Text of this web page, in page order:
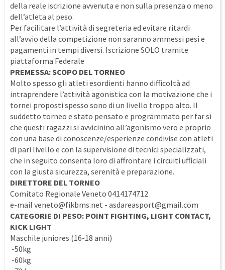
della reale iscrizione avvenuta e non sulla presenza o meno
dell’atleta al peso.
Per facilitare l’attività di segreteria ed evitare ritardi
all’avvio della competizione non saranno ammessi pesi e
pagamenti in tempi diversi. Iscrizione SOLO tramite
piattaforma Federale
PREMESSA: SCOPO DEL TORNEO
Molto spesso gli atleti esordienti hanno difficoltà ad
intraprendere l’attività agonistica con la motivazione che i
tornei proposti spesso sono di un livello troppo alto. Il
suddetto torneo e stato pensato e programmato per far si
che questi ragazzi si avvicinino all’agonismo vero e proprio
con una base di conoscenze/esperienze condivise con atleti
di pari livello e con la supervisione di tecnici specializzati,
che in seguito consenta loro di affrontare i circuiti ufficiali
con la giusta sicurezza, serenità e preparazione.
DIRETTORE DEL TORNEO
Comitato Regionale Veneto 0414174712
e-mail veneto@fikbms.net - asdareasport@gmail.com
CATEGORIE DI PESO: POINT FIGHTING, LIGHT CONTACT,
KICK LIGHT
Maschile juniores (16-18 anni)
-50kg
-60kg